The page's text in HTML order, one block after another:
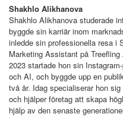
Shakhlo Alikhanova
Shakhlo Alikhanova studerade
byggde sin karriär inom
inledde sin professionella resa i
Marketing Assistant på
2023 startade hon sin
och AI, och byggde upp en
två år. Idag specialiserar hon
och hjälper företag att skapa
hjälp av den senaste